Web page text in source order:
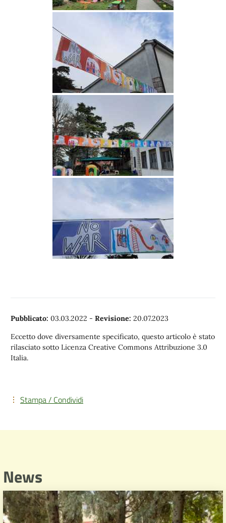
Pubblicato: 03.03.2022 - Revisione: 20.07.2023
Eccetto dove diversamente specificato, questo articolo è stato
rilasciato sotto Licenza Creative Commons Attribuzione 3.0
Italia.
Stampa / Condividi
News